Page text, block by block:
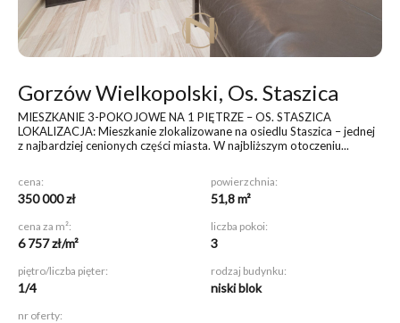
Gorzów Wielkopolski, Os. Staszica
MIESZKANIE 3-POKOJOWE NA 1 PIĘTRZE – OS. STASZICA
LOKALIZACJA: Mieszkanie zlokalizowane na osiedlu Staszica – jednej
z najbardziej cenionych części miasta. W najbliższym otoczeniu...
cena:
350 000 zł
powierzchnia:
51,8 m²
cena za m²:
6 757 zł/m²
liczba pokoi:
3
piętro/liczba pięter:
1/4
rodzaj budynku:
niski blok
nr oferty: